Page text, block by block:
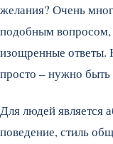
желания? Очень
подобным вопросом,
изощренные ответы.
просто – нужно быть
Для людей является
поведение, стиль